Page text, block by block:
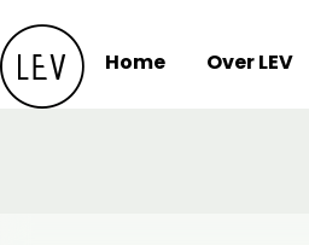
to
content
Home Over LEV